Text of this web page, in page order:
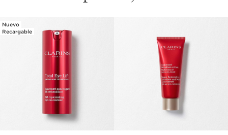
IR AL CONTENIDO
Nuevo
Recargable